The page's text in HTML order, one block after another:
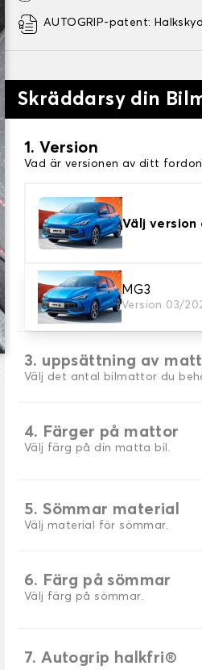
AUTOGRIP-patent:
Skräddarsy din
1. Version
Vad är versionen av ditt
Välj
MG3
Version 03/
2. Material
Välj material för din bilmatta.
3. uppsättning av
Välj det antal bilmattor du
4. Färger på mattor
Välj färg på din matta bil.
5. Sömmar material
Välj material för sömmar.
6. Färg på sömmar
Välj färg på sömmar.
7. Autogrip halkfri®